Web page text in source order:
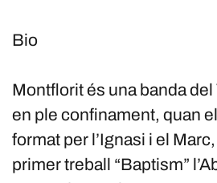
Bio
Montflorit és una banda
en ple confinament, quan
format per l’Ignasi i el
primer treball “Baptism”